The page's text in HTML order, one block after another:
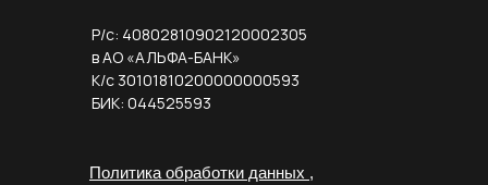
Р/с: 40802810902120002305
в АО «АЛЬФА-БАНК»
К/с 30101810200000000593
БИК: 044525593
Политика обработки данных ,